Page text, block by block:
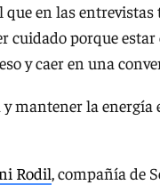
que en las
porque
y caer en una
mantener la
Rodil, compañía de